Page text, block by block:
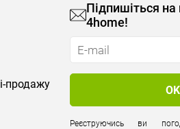
продажу
Підпишіться на
4home!
Реєструючись ви